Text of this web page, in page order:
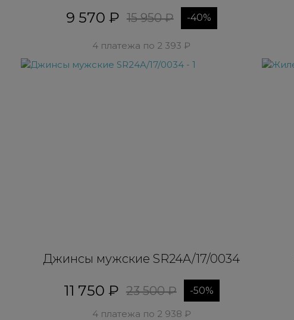
9 570 ₽ 15 950 ₽ -40%
4 платежа по 2 393 ₽
Джинсы мужские SR24A/17/0034
11 750 ₽ 23 500 ₽ -50%
4 платежа по 2 938 ₽